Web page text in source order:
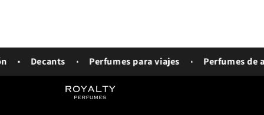
Decants Perfumes para viajes Perfumes de